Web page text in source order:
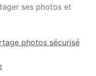
ses photos et
photos sécurisé